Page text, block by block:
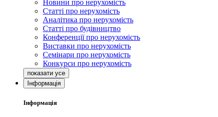
Новини про нерухомість
Статті про нерухомість
Аналітика про нерухомість
Статті про будівництво
Конференції про нерухомість
Виставки про нерухомість
Семінари про нерухомість
Конкурси про нерухомість
Інформація
Інформація